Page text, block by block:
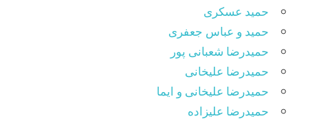
حمید عسکری
حمید و عباس جعفری
حمیدرضا شعبانی پور
حمیدرضا علیخانی
حمیدرضا علیخانی و ایما
حمیدرضا علیزاده